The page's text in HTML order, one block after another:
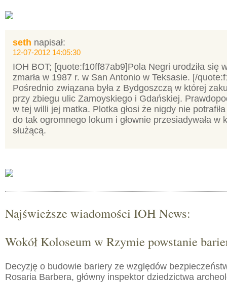
seth napisał:
12-07-2012 14:05:30
IOH BOT; [quote:f10ff87ab9]Pola Negri urodziła się
zmarła w 1987 r. w San Antonio w Teksasie. [/
Pośrednio związana była z Bydgoszczą w której
przy zbiegu ulic Zamoyskiego i Gdańskiej.
w tej willi jej matka. Plotka głosi że nigdy nie
do tak ogromnego lokum i głownie przesiadywała w
służącą.
Najświeższe wiadomości IOH News:
Wokół Koloseum w Rzymie powstanie
Decyzję o budowie bariery ze względów
Rosaria Barbera, główny inspektor dziedzictwa